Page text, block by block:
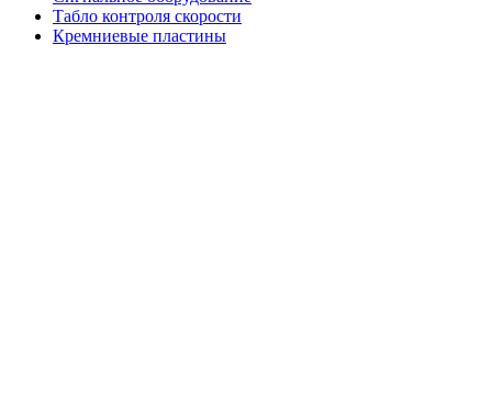
Табло контроля скорости
Кремниевые пластины